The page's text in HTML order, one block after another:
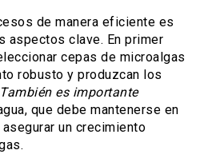
de manera eficiente es
aspectos clave. En primer
cepas de microalgas
robusto y produzcan los
También es importante
que debe mantenerse en
un crecimiento